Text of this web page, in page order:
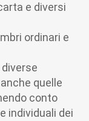
e diversi
ordinari e
quelle
conto
individuali dei